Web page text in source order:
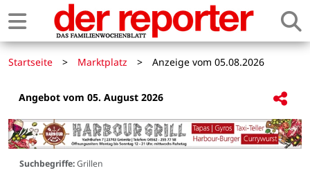
Startseite > Marktplatz > Anzeige vom 05.08.2026
Angebot vom 05. August 2026
Suchbegriffe:Grillen